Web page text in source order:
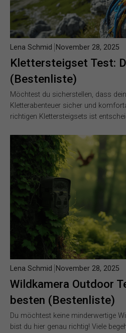
Klettersteigset Test:
(Bestenliste)
Lena Schmid November 28, 2025
Möchtest du sicherstellen, dass
Kletterabenteuer sicher und
richtigen Klettersteigsets ist
Wildkamera Outdoor
besten (Bestenliste)
Lena Schmid November 28, 2025
Du möchtest keine minderwertige
bist du hier genau richtig! Viele